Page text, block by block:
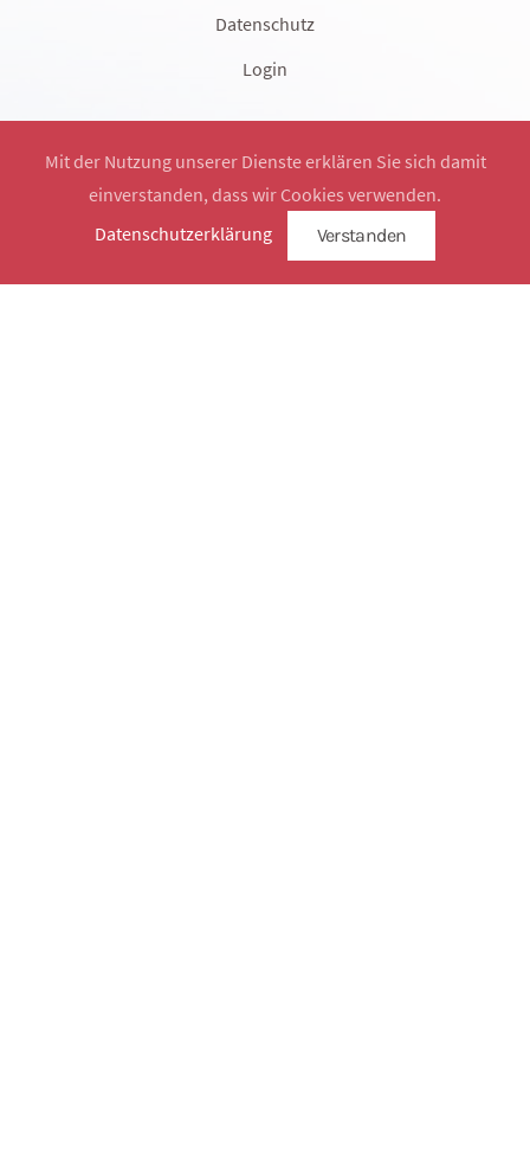
Datenschutz
Login
Mit der Nutzung unserer Dienste erklären Sie sich damit
einverstanden, dass wir Cookies verwenden.
Datenschutzerklärung
Verstanden